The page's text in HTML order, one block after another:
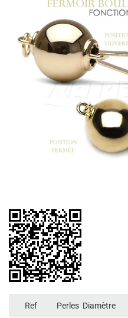
Ref Perles Diamètre